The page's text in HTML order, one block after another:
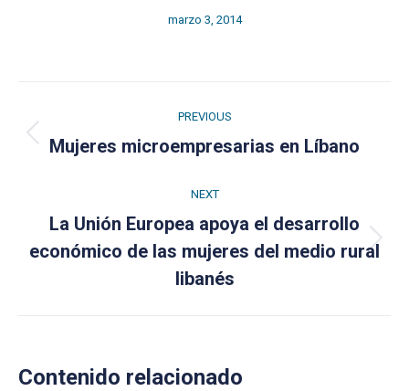
marzo 3, 2014
navigation
PREVIOUS
Previous
Mujeres microempresarias en Líbano
NEXT
Next
post:
La Unión Europea apoya el desarrollo
económico de las mujeres del medio rural
libanés
Contenido relacionado